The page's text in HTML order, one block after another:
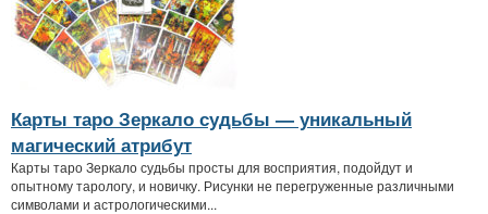
Карты таро Зеркало судьбы — уникальный
магический атрибут
Карты таро Зеркало судьбы просты для восприятия, подойдут и
опытному тарологу, и новичку. Рисунки не перегруженные различными
символами и астрологическими...